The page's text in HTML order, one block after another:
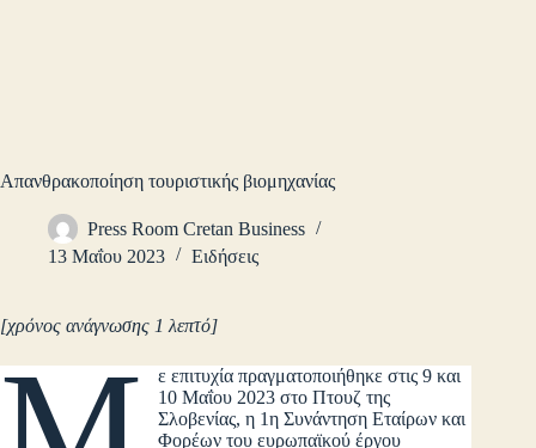
Απανθρακοποίηση τουριστικής βιομηχανίας
Press Room Cretan Business
13 Μαΐου 2023
Ειδήσεις
[χρόνος ανάγνωσης 1 λεπτό]
ε επιτυχία πραγματοποιήθηκε στις 9 και
10 Μαΐου 2023 στο Πτουζ της
Σλοβενίας, η 1η Συνάντηση Εταίρων και
Φορέων του ευρωπαϊκού έργου